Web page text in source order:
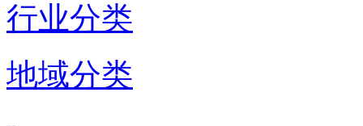
行业分类
地域分类